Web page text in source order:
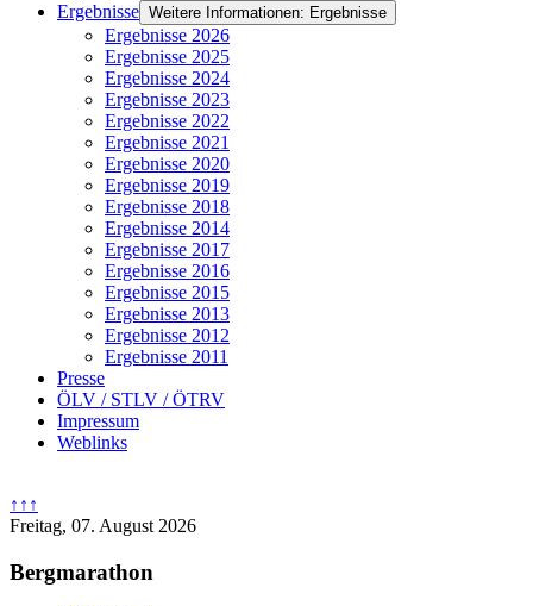
Ergebnisse Weitere Informationen: Ergebnisse
Ergebnisse 2026
Ergebnisse 2025
Ergebnisse 2024
Ergebnisse 2023
Ergebnisse 2022
Ergebnisse 2021
Ergebnisse 2020
Ergebnisse 2019
Ergebnisse 2018
Ergebnisse 2014
Ergebnisse 2017
Ergebnisse 2016
Ergebnisse 2015
Ergebnisse 2013
Ergebnisse 2012
Ergebnisse 2011
Presse
ÖLV / STLV / ÖTRV
Impressum
Weblinks
↑↑↑
Freitag, 07. August 2026
Bergmarathon